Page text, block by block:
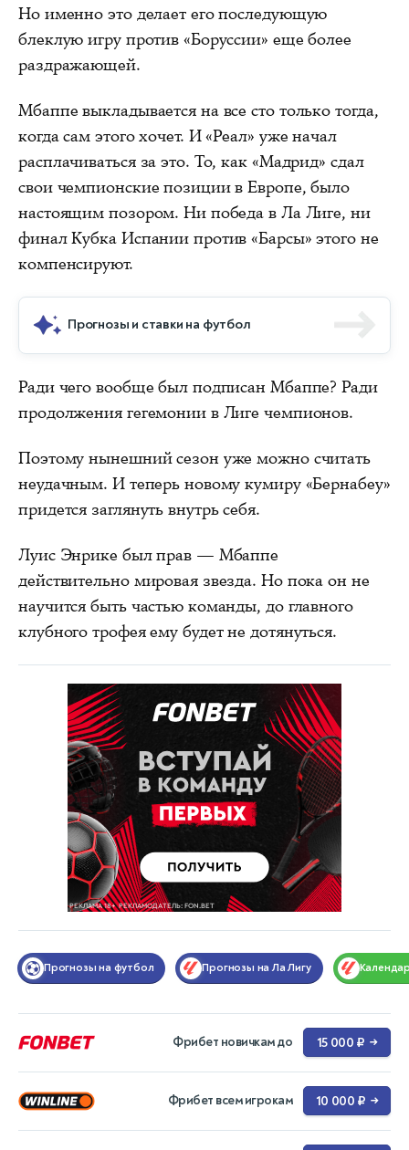
Но именно это делает его последующую
блеклую игру против «Боруссии» еще более
раздражающей.
Мбаппе выкладывается на все сто только тогда,
когда сам этого хочет. И «Реал» уже начал
расплачиваться за это. То, как «Мадрид» сдал
свои чемпионские позиции в Европе, было
настоящим позором. Ни победа в Ла Лиге, ни
финал Кубка Испании против «Барсы» этого не
компенсируют.
Прогнозы и ставки на футбол
Ради чего вообще был подписан Мбаппе? Ради
продолжения гегемонии в Лиге чемпионов.
Поэтому нынешний сезон уже можно считать
неудачным. И теперь новому кумиру «Бернабеу»
придется заглянуть внутрь себя.
Луис Энрике был прав — Мбаппе
действительно мировая звезда. Но пока он не
научится быть частью команды, до главного
клубного трофея ему будет не дотянуться.
Прогнозы на футбол Прогнозы на Ла Лигу
Фрибет новичкам до 15 000 ₽ →
Фрибет всем игрокам 10 000 ₽ →